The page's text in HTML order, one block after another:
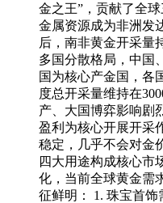
金之王”，贡献了全
金属资源成为非洲发
后，南非黄金开采量
多国分散格局，中国
国为核心产金国，各
度总开采量维持在
产、大国博弈影响剧
盈利为核心开展开采
稳定，几乎不会对金
四大用途构成核心市
化，当前全球黄金需
征鲜明： 1. 珠宝首饰